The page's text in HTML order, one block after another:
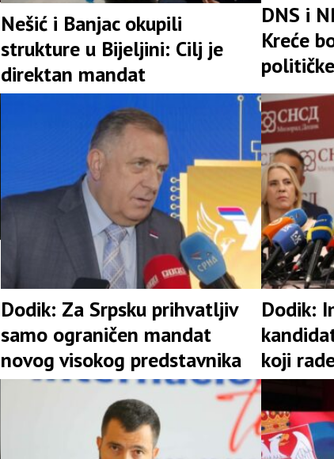
Nešić i Banjac okupili
strukture u Bijeljini: Cilj je
direktan mandat
DNS i
Kreće
Dodik: Za Srpsku prihvatljiv
samo ograničen mandat
novog visokog predstavnika
Dodik:
koji